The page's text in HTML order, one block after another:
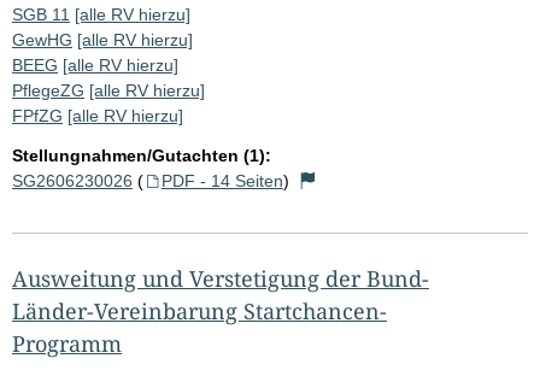
SGB 11 [alle RV hierzu]
GewHG [alle RV hierzu]
BEEG [alle RV hierzu]
PflegeZG [alle RV hierzu]
FPfZG [alle RV hierzu]
Stellungnahmen/Gutachten (1):
SG2606230026 ( PDF - 14 Seiten)
Ausweitung und Verstetigung der Bund-
Länder-Vereinbarung Startchancen-
Programm